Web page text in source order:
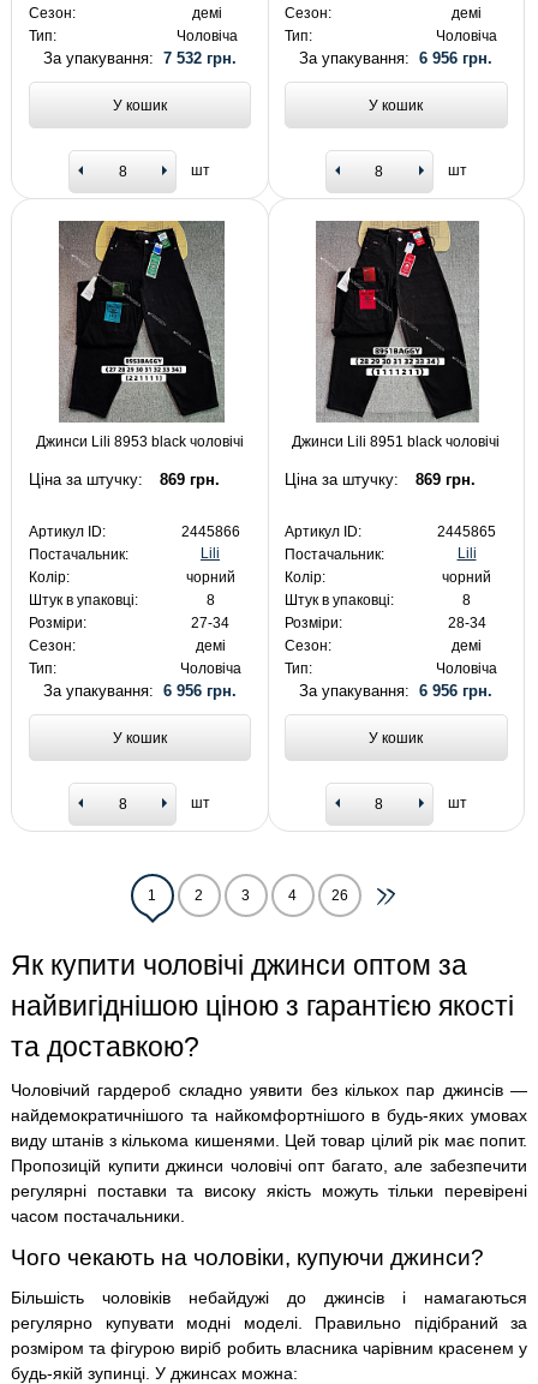
Сезон:
демі
Тип:
Чоловіча
За упакування: 7 532 грн.
У кошик
шт
Сезон:
демі
Тип:
Чоловіча
За упакування:6 956 грн.
У кошик
шт
Джинси Lili 8953 black чоловічі
Ціна за штучку: 869 грн.
Артикул ID:
2445866
Постачальник:
Lili
Колір:
чорний
Штук в упаковці:
8
Розміри:
27-34
Сезон:
демі
Тип:
Чоловіча
За упакування: 6 956 грн.
У кошик
шт
Джинси Lili 8951 black чоловічі
Ціна за штучку: 869 грн.
Артикул ID:
2445865
Постачальник:
Lili
Колір:
чорний
Штук в упаковці:
8
Розміри:
28-34
Сезон:
демі
Тип:
Чоловіча
За упакування:6 956 грн.
У кошик
шт
1 2 3 4 26
Як купити чоловічі джинси оптом за
найвигіднішою ціною з гарантією якості
та доставкою?
Чоловічий гардероб складно уявити без кількох пар джинсів —
найдемократичнішого та найкомфортнішого в будь-яких умовах
виду штанів з кількома кишенями. Цей товар цілий рік має попит.
Пропозицій купити джинси чоловічі опт багато, але забезпечити
регулярні поставки та високу якість можуть тільки перевірені
часом постачальники.
Чого чекають на чоловіки, купуючи джинси?
Більшість чоловіків небайдужі до джинсів і намагаються
регулярно купувати модні моделі. Правильно підібраний за
розміром та фігурою виріб робить власника чарівним красенем у
будь-якій зупинці. У джинсах можна: